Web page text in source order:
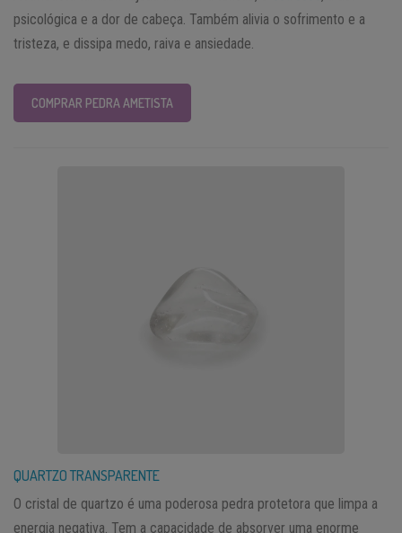
psicológica e a dor de cabeça. Também alivia o sofrimento e a
tristeza, e dissipa medo, raiva e ansiedade.
COMPRAR PEDRA AMETISTA
QUARTZO TRANSPARENTE
O cristal de quartzo é uma poderosa pedra protetora que limpa a
energia negativa. Tem a capacidade de absorver uma enorme